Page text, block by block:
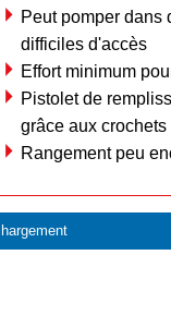
Peut pomper dans
difficiles d'accès
Effort minimum
Pistolet de
grâce aux crochets
Rangement peu